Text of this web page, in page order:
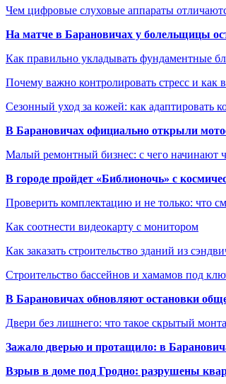
Чем цифровые слуховые аппараты
На матче в Барановичах у болельщицы
Как правильно укладывать фундаментные
Почему важно контролировать стресс и как
Сезонный уход за кожей: как адаптировать
В Барановичах официально открыли
Малый ремонтный бизнес: с чего начинают
В городе пройдет «Библионочь» с
Проверить комплектацию и не только: что
Как соотнести видеокарту с монитором
Как заказать строительство зданий из
Строительство бассейнов и хамамов под
В Барановичах обновляют остановки
Двери без лишнего: что такое скрытый
Зажало дверью и протащило: в
Взрыв в доме под Гродно: разрушены